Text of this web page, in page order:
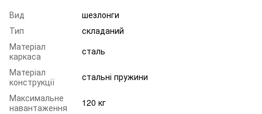
Вид
шезлонги
Тип
складаний
Матеріал
каркаса
сталь
Матеріал
конструкції
стальні пружини
Максимальне
навантаження
120 кг